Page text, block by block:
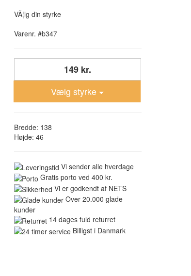
VÃ¦lg din styrke
Varenr. #b347
149 kr.
Vælg styrke
Bredde: 138
Højde: 46
Vi sender alle hverdage
Gratis porto ved 400 kr.
Vi er godkendt af NETS
Over 20.000 glade
kunder
14 dages fuld returret
Billigst i Danmark